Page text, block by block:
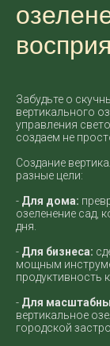
Забудьте о
вертикального
управления
создаем не
Создание
разные цели:
- Для дома:
озеленение сад,
дня.
- Для бизнеса:
мощным
продуктивность
- Для
вертикальное
городской